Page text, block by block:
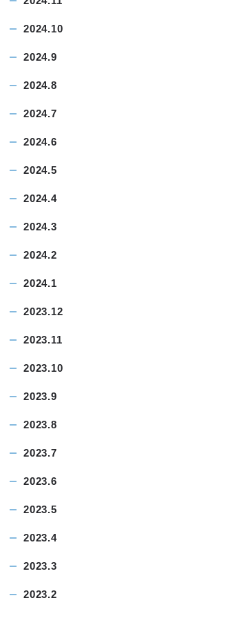
2024.10
2024.9
2024.8
2024.7
2024.6
2024.5
2024.4
2024.3
2024.2
2024.1
2023.12
2023.11
2023.10
2023.9
2023.8
2023.7
2023.6
2023.5
2023.4
2023.3
2023.2